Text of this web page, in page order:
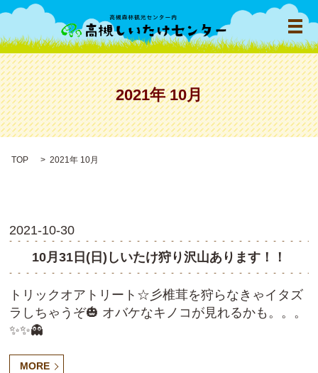
メ
2021年 10月
TOP 2021年 10月
2021-10-30
10月31日(日)しいたけ狩り沢山あります！！
トリックオアトリート☆彡椎茸を狩らなきゃイタズ
ラしちゃうぞ🎃 オバケなキノコが見れるかも。。。
✨✨👻
MORE